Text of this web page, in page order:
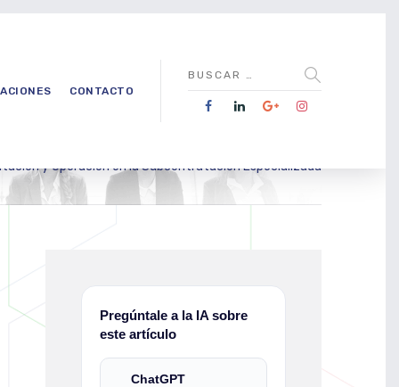
CONTACTO
y Operación en la Subcontratación Especializada
Pregúntale a la IA sobre
este artículo
ChatGPT